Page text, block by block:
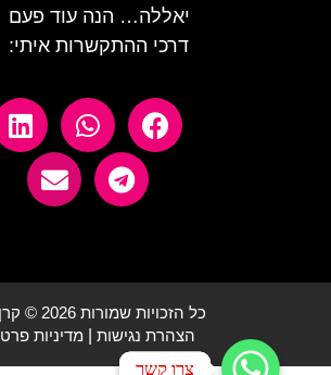
יאללה… הנה עוד פעם
דרכי ההתקשרות איתי:
כל הזכויות שמורות 2026 © קרן אייז
הצהרת נגישות|מדיניות פרטיות
צרו קשר
צרו קשר